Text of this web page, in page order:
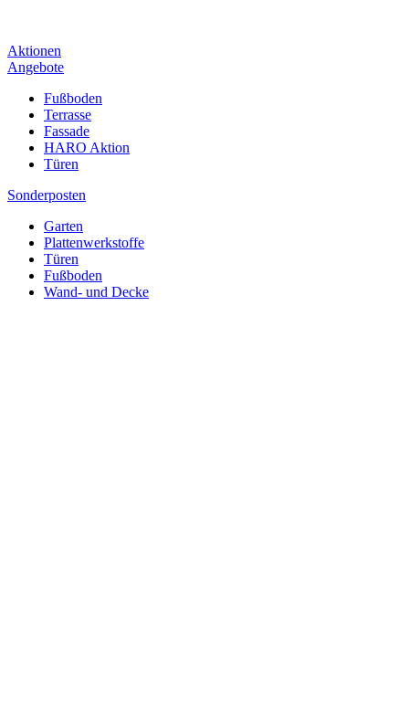
Aktionen
Angebote
Fußboden
Terrasse
Fassade
HARO Aktion
Türen
Sonderposten
Garten
Plattenwerkstoffe
Türen
Fußboden
Wand- und Decke